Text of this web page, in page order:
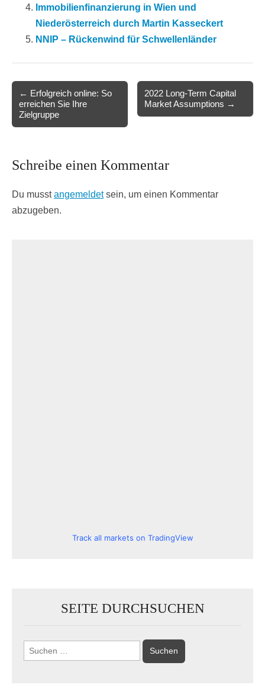
Immobilienfinanzierung in Wien und
Niederösterreich durch Martin Kasseckert
NNIP – Rückenwind für Schwellenländer
navigation
← Erfolgreich online: So
erreichen Sie Ihre
Zielgruppe
2022 Long-Term Capital
Market Assumptions →
Schreibe einen Kommentar
Du musstangemeldetsein, um einen Kommentar
abzugeben.
Track all markets on TradingView
SEITE DURCHSUCHEN
Suchen
nach: